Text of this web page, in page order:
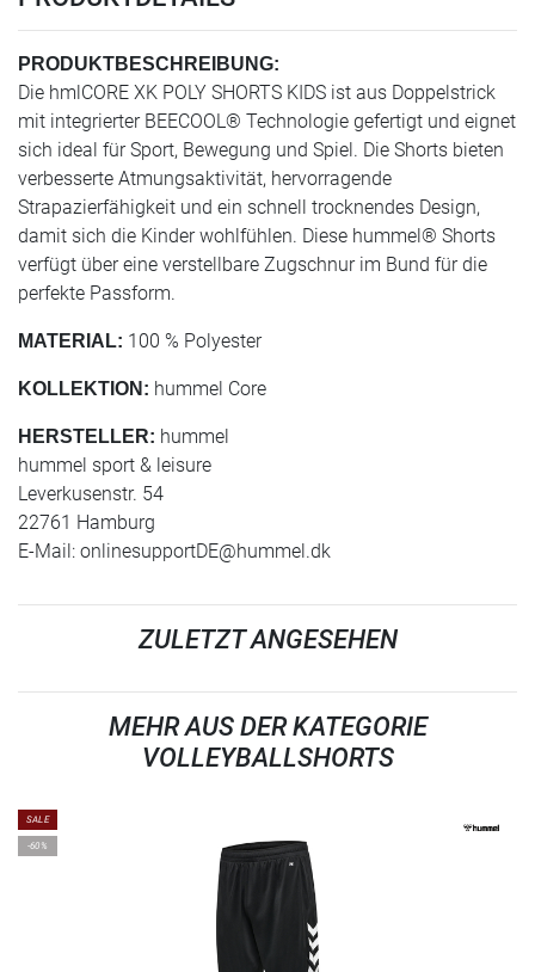
PRODUKTBESCHREIBUNG:
Die hmlCORE XK POLY SHORTS KIDS ist aus Doppelstrick
mit integrierter BEECOOL® Technologie gefertigt und eignet
sich ideal für Sport, Bewegung und Spiel. Die Shorts bieten
verbesserte Atmungsaktivität, hervorragende
Strapazierfähigkeit und ein schnell trocknendes Design,
damit sich die Kinder wohlfühlen. Diese hummel® Shorts
verfügt über eine verstellbare Zugschnur im Bund für die
perfekte Passform.
MATERIAL: 100 % Polyester
KOLLEKTION: hummel Core
HERSTELLER: hummel
hummel sport & leisure
Leverkusenstr. 54
22761 Hamburg
E-Mail: onlinesupportDE@hummel.dk
ZULETZT ANGESEHEN
MEHR AUS DER KATEGORIE
VOLLEYBALLSHORTS
SALE
-60%